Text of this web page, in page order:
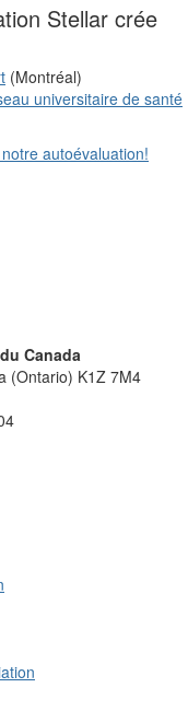
Stellar crée
(Montréal)
universitaire de santé
autoévaluation!
Canada
(Ontario) K1Z 7M4